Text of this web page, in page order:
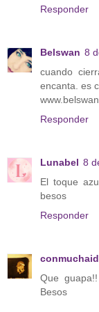
Responder
Belswan 8
cuando
encanta. es
Responder
Lunabel 8
El toque
besos
Responder
Que
Besos